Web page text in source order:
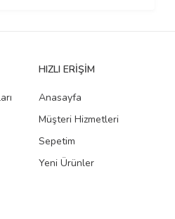
HIZLI ERIŞIM
Anasayfa
Müşteri Hizmetleri
Sepetim
Yeni Ürünler